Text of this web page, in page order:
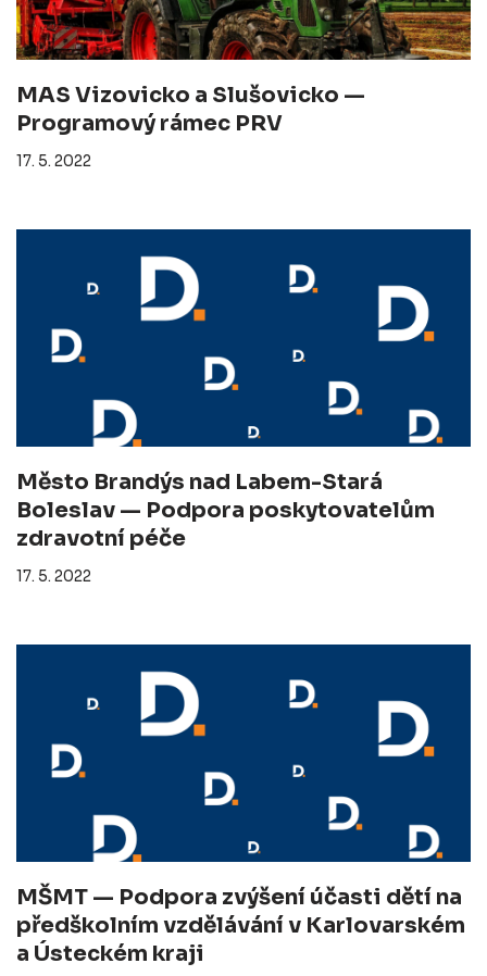
MAS Vizovicko a Slušovicko —
Programový rámec PRV
17. 5. 2022
Město Brandýs nad Labem-Stará
Boleslav — Podpora poskytovatelům
zdravotní péče
17. 5. 2022
MŠMT — Podpora zvýšení účasti dětí na
předškolním vzdělávání v Karlovarském
a Ústeckém kraji